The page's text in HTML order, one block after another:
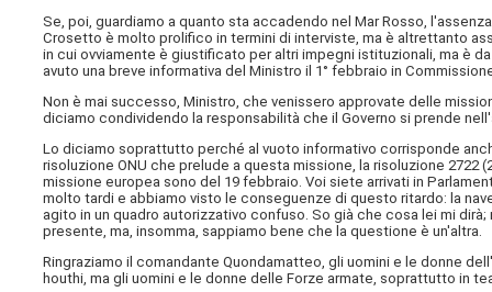
Se, poi, guardiamo a quanto sta accadendo nel Mar Rosso,
Crosetto è molto prolifico in termini di interviste, ma è altrettanto
in cui ovviamente è giustificato per altri impegni istituzionali, ma è
avuto una breve informativa del Ministro il 1° febbraio in
Non è mai successo, Ministro, che venissero approvate delle
diciamo condividendo la responsabilità che il Governo si prende
Lo diciamo soprattutto perché al vuoto informativo corrisponde
risoluzione ONU che prelude a questa missione, la risoluzione
missione europea sono del 19 febbraio. Voi siete arrivati in
molto tardi e abbiamo visto le conseguenze di questo ritardo: la
agito in un quadro autorizzativo confuso. So già che cosa lei mi
presente, ma, insomma, sappiamo bene che la questione è un'altra.
Ringraziamo il comandante Quondamatteo, gli uomini e le donne
houthi, ma gli uomini e le donne delle Forze armate, soprattutto in